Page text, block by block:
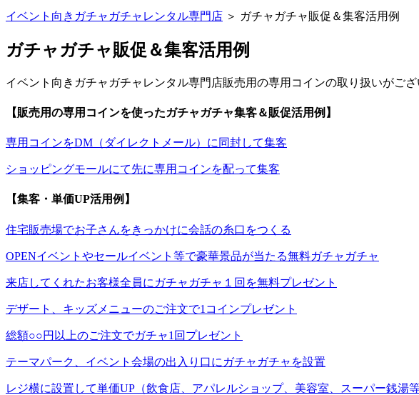
イベント向きガチャガチャレンタル専門店 ＞ ガチャガチャ販促＆集客活用例
ガチャガチャ販促＆集客活用例
イベント向きガチャガチャレンタル専門店販売用の専用コインの取り扱いがご
【販売用の専用コインを使ったガチャガチャ集客＆販促活用例】
専用コインをDM（ダイレクトメール）に同封して集客
ショッピングモールにて先に専用コインを配って集客
【集客・単価UP活用例】
住宅販売場でお子さんをきっかけに会話の糸口をつくる
OPENイベントやセールイベント等で豪華景品が当たる無料ガチャガチャ
来店してくれたお客様全員にガチャガチャ１回を無料プレゼント
デザート、キッズメニューのご注文で1コインプレゼント
総額○○円以上のご注文でガチャ1回プレゼント
テーマパーク、イベント会場の出入り口にガチャガチャを設置
レジ横に設置して単価UP（飲食店、アパレルショップ、美容室、スーパー銭湯等